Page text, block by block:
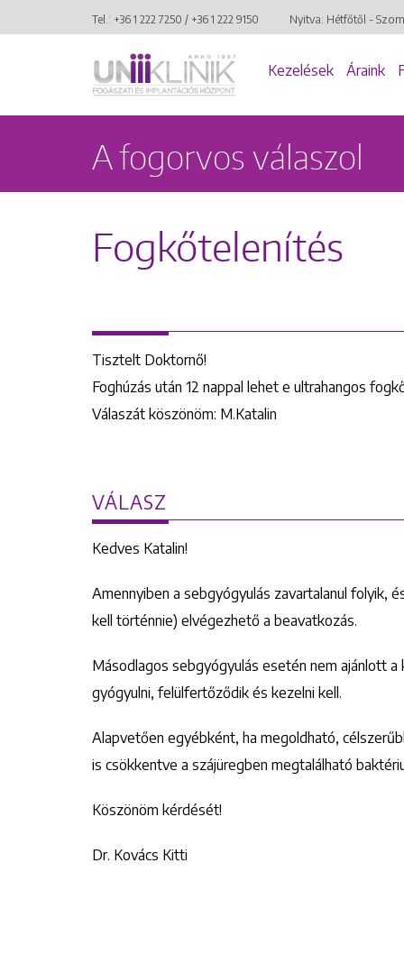
Tel.: +36 1 222 7250 / +36 1 222 9150 Nyitva: Hétfőtől -
Kezelések Áraink
A fogorvos válaszol
Fogkőtelenítés
Tisztelt Doktornő!
Foghúzás után 12 nappal lehet e ultrahangos
Válaszát köszönöm: M.Katalin
VÁLASZ
Kedves Katalin!
Amennyiben a sebgyógyulás zavartalanul folyik,
kell történnie) elvégezhető a beavatkozás.
Másodlagos sebgyógyulás esetén nem ajánlott
gyógyulni, felülfertőződik és kezelni kell.
Alapvetően egyébként, ha megoldható,
is csökkentve a szájüregben megtalálható
Köszönöm kérdését!
Dr. Kovács Kitti